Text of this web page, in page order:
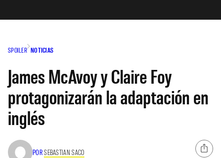
SPOILER NOTICIAS
James McAvoy y Claire Foy
protagonizarán la adaptación en
inglés
PORSEBASTIAN SACO